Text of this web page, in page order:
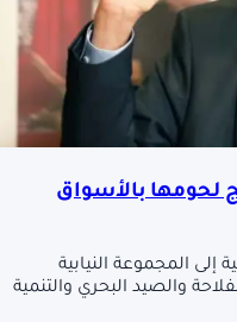
لحومها بالأسواق
إلى المجموعة النيابية
والصيد البحري والتنمية